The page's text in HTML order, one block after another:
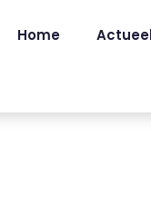
Home